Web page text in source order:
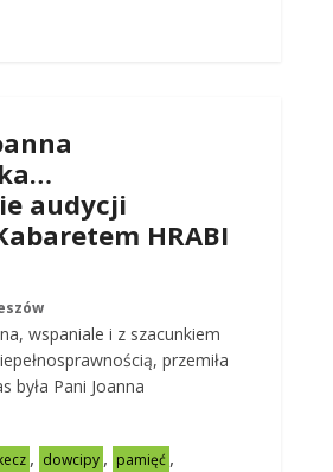
audycji
HRABI
wspaniale i z szacunkiem
przemiła
była Pani Joanna
, dowcipy , pamięć ,